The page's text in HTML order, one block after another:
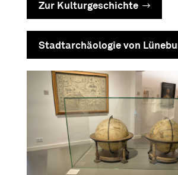
Zur Kulturgeschichte
Stadtarchäologie von